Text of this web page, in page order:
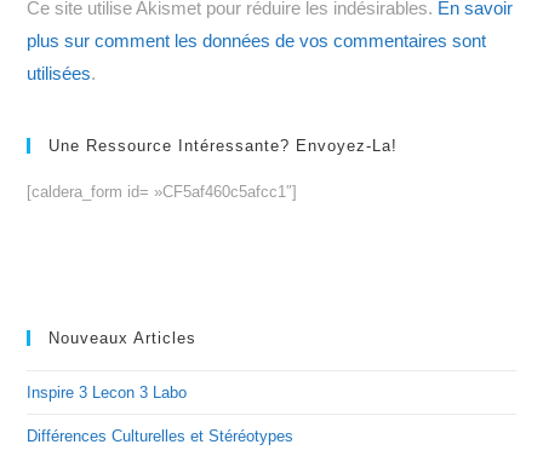
(facultatif)
Ce site utilise Akismet pour réduire les indésirables. En savoir
plus sur comment les données de vos commentaires sont
utilisées.
Une Ressource Intéressante? Envoyez-La!
[caldera_form id= »CF5af460c5afcc1″]
Nouveaux Articles
Inspire 3 Lecon 3 Labo
Différences Culturelles et Stéréotypes